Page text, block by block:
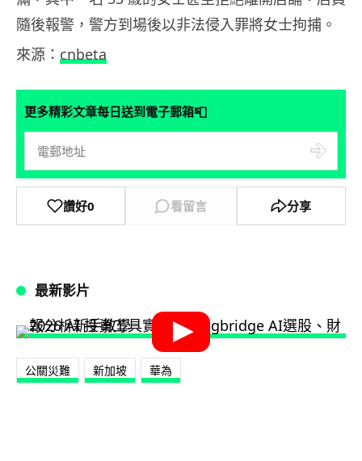
隨後報警，警方到場後以非法侵入罪將女士拘捕。
來源： cnbeta
更多精彩文章每日送到電子郵箱📮
讚好0 看留言 分享
最新影片
公關災難 新加坡 華為